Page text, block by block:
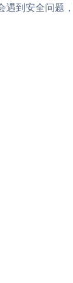
遇到安全问题